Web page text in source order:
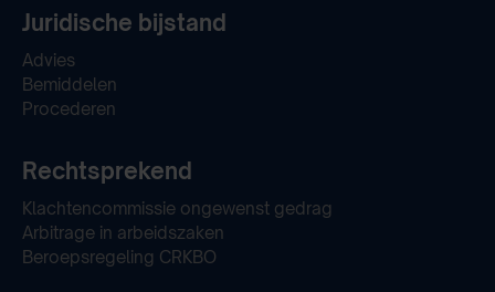
Juridische bijstand
Advies
Bemiddelen
Procederen
Rechtsprekend
Klachtencommissie ongewenst gedrag
Arbitrage in arbeidszaken
Beroepsregeling CRKBO